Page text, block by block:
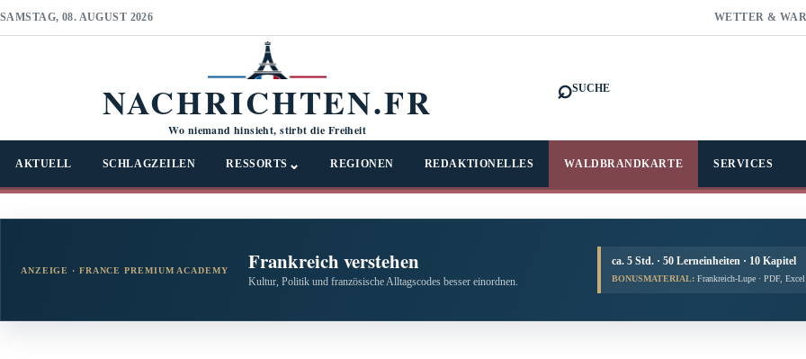
SAMSTAG, 08. AUGUST 2026 WETTER &
NACHRICHTEN.FR
Wo niemand hinsieht, stirbt die Freiheit
⌕SUCHE
AKTUELL SCHLAGZEILEN RESSORTS ⌄ REGIONEN REDAKTIONELLES WALDBRANDKARTE SERVICES
ANZEIGE · FRANCE PREMIUM ACADEMY Frankreich verstehen
Kultur, Politik und französische Alltagscodes besser einordnen.
ca. 5 Std. · 50 Lerneinheiten · 10 Kapitel
BONUSMATERIAL: Frankreich-Lupe · PDF,